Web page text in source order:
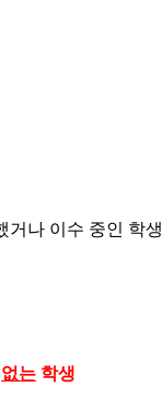
거나 이수 중인 학생
없는 학생